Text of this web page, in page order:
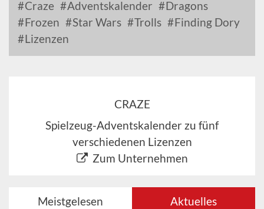
Craze Adventskalender
Dragons
Frozen
Star Wars Trolls
Finding Dory
Lizenzen
CRAZE
Spielzeug-Adventskalender zu fünf
verschiedenen Lizenzen
Zum Unternehmen
Meistgelesen Aktuelles